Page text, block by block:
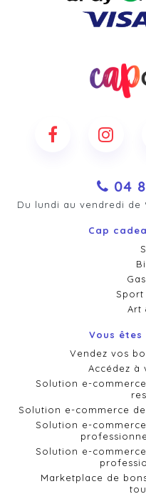
04
Du lundi au vendredi de
Cap
Sport
Art
Vous êtes
Vendez vos
Accédez à
Solution e-
Solution e-commerce
Solution e-
Solution e-
Marketplace de